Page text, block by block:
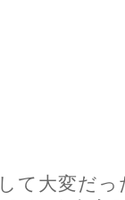
て大変だっ